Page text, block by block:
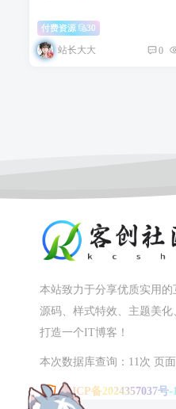
付费资源 30
站长大大 0
本站致力于分享优质实用
源码、样式特效、主题美
打造一个IT博客！
本次数据库查询：11次 页
粤ICP备2024357037号-1